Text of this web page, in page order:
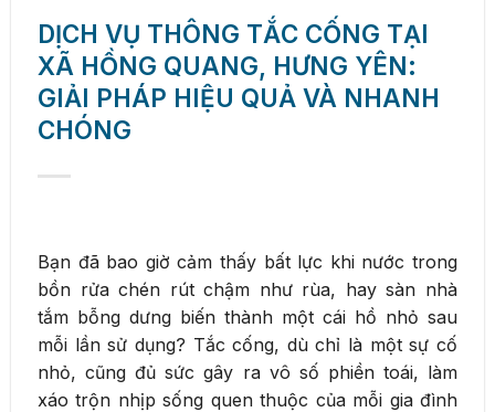
DỊCH VỤ THÔNG TẮC CỐNG TẠI
XÃ HỒNG QUANG, HƯNG YÊN:
GIẢI PHÁP HIỆU QUẢ VÀ NHANH
CHÓNG
Bạn đã bao giờ cảm thấy bất lực khi nước trong
bồn rửa chén rút chậm như rùa, hay sàn nhà
tắm bỗng dưng biến thành một cái hồ nhỏ sau
mỗi lần sử dụng? Tắc cống, dù chỉ là một sự cố
nhỏ, cũng đủ sức gây ra vô số phiền toái, làm
xáo trộn nhịp sống quen thuộc của mỗi gia đình